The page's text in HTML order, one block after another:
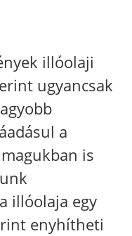
illóolaji
ugyancsak
a
is
illóolaja egy
enyhítheti